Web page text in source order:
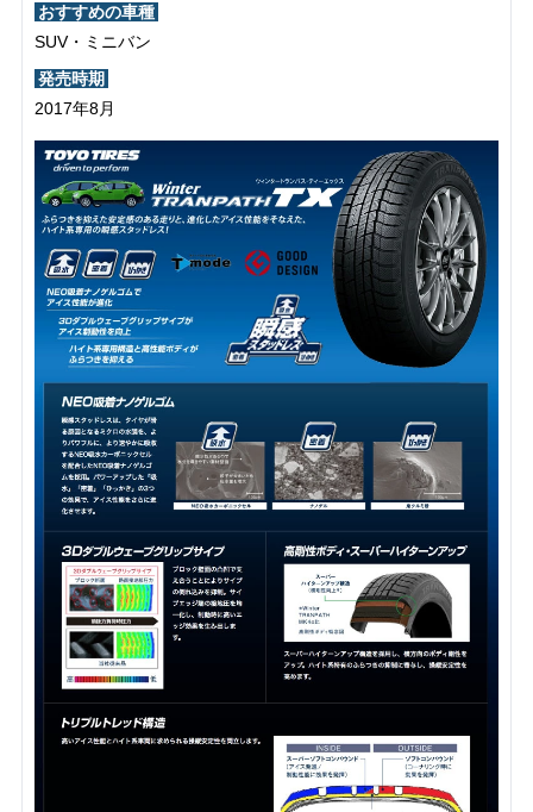
おすすめの車種
SUV・ミニバン
発売時期
2017年8月